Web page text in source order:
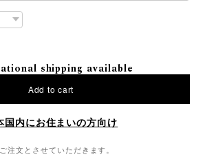
shipping available
Add to cart
国内にお住まいの方向け
文とさせていただきます。